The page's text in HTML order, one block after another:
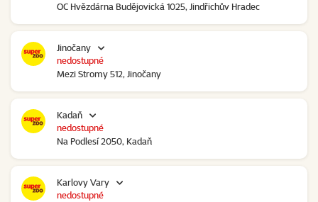
OC Hvězdárna Budějovická 1025, Jindřichův Hradec
Jinočany
Mezi Stromy 512, Jinočany
nedostupné
Kadaň
Na Podlesí 2050, Kadaň
nedostupné
Karlovy Vary
nedostupné